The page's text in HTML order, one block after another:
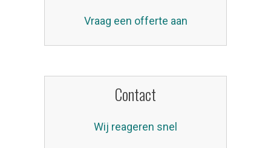
Vraag een offerte aan
Contact
Wij reageren snel